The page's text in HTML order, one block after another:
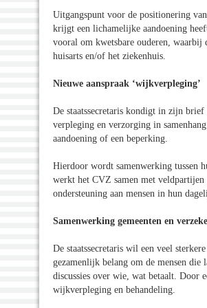
Uitgangspunt voor de positionering
krijgt een lichamelijke aandoening
vooral om kwetsbare ouderen, waarbij
huisarts en/of het ziekenhuis.
Nieuwe aanspraak ‘wijkverpleging’
De staatssecretaris kondigt in zijn brief
verpleging en verzorging in
aandoening of een beperking.
Hierdoor wordt samenwerking tussen
werkt het CVZ samen met
ondersteuning aan mensen in hun
Samenwerking gemeenten en
De staatssecretaris wil een veel
gezamenlijk belang om de mensen die
discussies over wie, wat betaalt. Door
wijkverpleging en behandeling.